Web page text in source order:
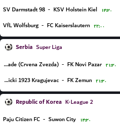
SV Darmstadt 98 - KSV Holstein Kiel ۱۴:۳۰
VfL Wolfsburg - FC Kaiserslautern ۲۲:۰۰
Serbia Super Liga
FK Red Star Belgrade (Crvena Zvezda) - FK Novi Pazar ۲۱:۳۰
FK Radnicki 1923 Kragujevac - FK Zemun ۲۱:۳۰
Republic of Korea K-League 2
Paju Citizen FC - Suwon City ۱۴:۳۰